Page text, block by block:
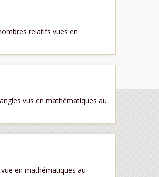
relatifs vues en
vus en mathématiques au
en mathématiques au